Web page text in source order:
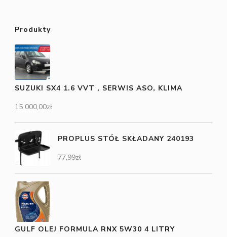
Produkty
SUZUKI SX4 1.6 VVT , SERWIS ASO, KLIMA
15 000,00zł
PROPLUS STÓŁ SKŁADANY 240193
77,99zł
GULF OLEJ FORMULA RNX 5W30 4 LITRY